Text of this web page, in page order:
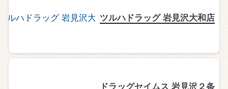
ツルハドラッグ 岩見沢大和店
ドラッグセイムス 岩見沢２条